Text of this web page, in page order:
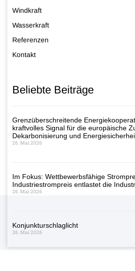
Windkraft
Wasserkraft
Referenzen
Kontakt
Beliebte Beiträge
Grenzüberschreitende
kraftvolles Signal für die europäische
Dekarbonisierung und
26. Mai 2026
Im Fokus: Wettbewerbsfähige
Industriestrompreis entlastet die
26. Mai 2026
Konjunkturschlaglicht
26. Mai 2026